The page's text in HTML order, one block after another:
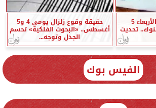
سعر اليورو اليوم الأربعاء 5
البنوك.. تحديث
حقيقة وقوع زلزال يومي 4 و5
أغسطس.. «البحوث الفلكية» تحسم
الجدل وتوجه...
الفيس بوك